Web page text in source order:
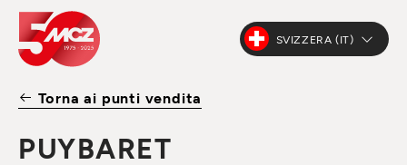
SVIZZERA (IT)
Torna ai punti vendita
PUYBARET